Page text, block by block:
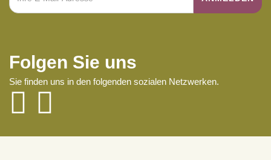
Folgen Sie uns
Sie finden uns in den folgenden sozialen Netzwerken.